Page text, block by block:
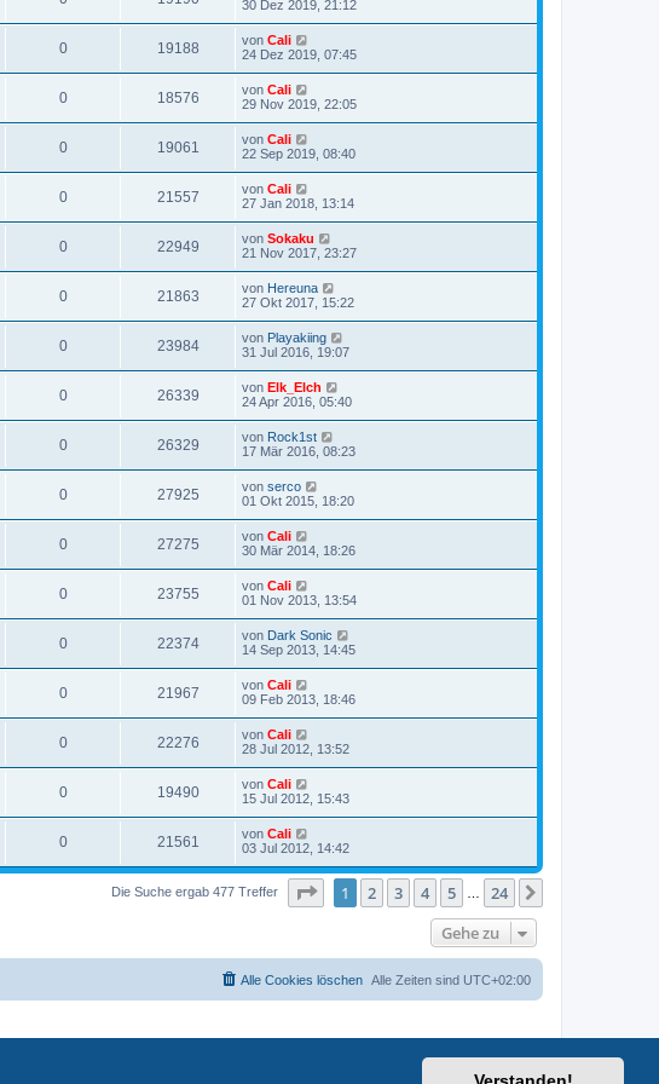
30 Dez 2019, 21:12
0 19188 von Cali
24 Dez 2019, 07:45
0 18576 von Cali
29 Nov 2019, 22:05
0 19061 von Cali
22 Sep 2019, 08:40
0 21557 von Cali
27 Jan 2018, 13:14
0 22949 von Sokaku
21 Nov 2017, 23:27
0 21863 von Hereuna
27 Okt 2017, 15:22
0 23984 von Playakiing
31 Jul 2016, 19:07
0 26339 von Elk_Elch
24 Apr 2016, 05:40
0 26329 von Rock1st
17 Mär 2016, 08:23
0 27925 von serco
01 Okt 2015, 18:20
0 27275 von Cali
30 Mär 2014, 18:26
0 23755 von Cali
01 Nov 2013, 13:54
0 22374 von Dark Sonic
14 Sep 2013, 14:45
0 21967 von Cali
09 Feb 2013, 18:46
0 22276 von Cali
28 Jul 2012, 13:52
0 19490 von Cali
15 Jul 2012, 15:43
0 21561 von Cali
03 Jul 2012, 14:42
Die Suche ergab 477 Treffer Seite von24
1 2 3 4 5 24
Gehe zu
Alle Zeiten sind UTC+02:00
Alle Cookies löschen